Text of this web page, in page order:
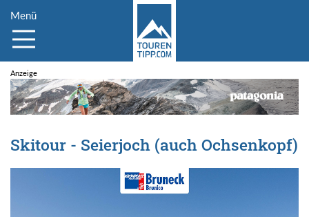
Menü
Skitour - Seierjoch (auch Ochsenkopf)